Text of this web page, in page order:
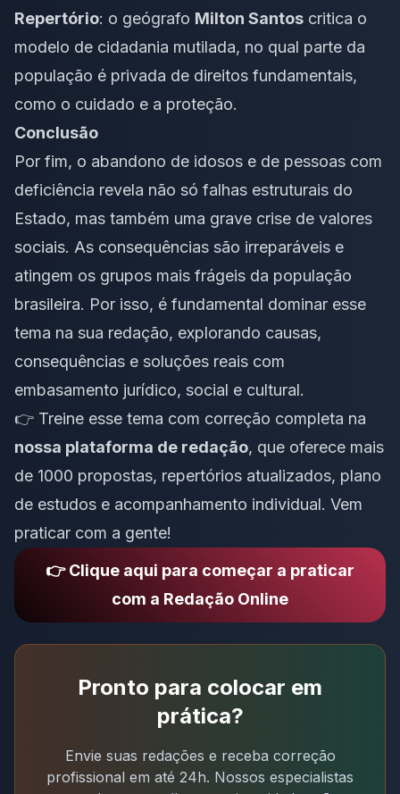
Repertório: o geógrafo Milton Santos critica o
modelo de cidadania mutilada, no qual parte da
população é privada de direitos fundamentais,
como o cuidado e a proteção.
Conclusão
Por fim, o abandono de idosos e de pessoas com
deficiência revela não só falhas estruturais do
Estado, mas também uma grave crise de valores
sociais. As consequências são irreparáveis e
atingem os grupos mais frágeis da população
brasileira. Por isso, é fundamental dominar esse
tema na sua redação, explorando causas,
consequências e soluções reais com
embasamento jurídico, social e cultural.
👉 Treine esse tema com correção completa na
nossa plataforma de redação, que oferece mais
de 1000 propostas, repertórios atualizados, plano
de estudos e acompanhamento individual. Vem
praticar com a gente!
👉 Clique aqui para começar a praticar
com a Redação Online
Pronto para colocar em
prática?
Envie suas redações e receba correção
profissional em até 24h. Nossos especialistas